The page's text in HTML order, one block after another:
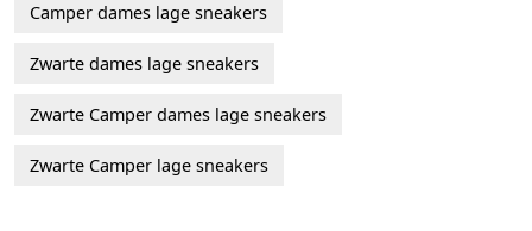
Camper dames lage sneakers
Zwarte dames lage sneakers
Zwarte Camper dames lage sneakers
Zwarte Camper lage sneakers